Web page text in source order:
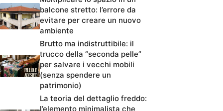
balcone stretto: l’errore da
evitare per creare un nuovo
ambiente
Brutto ma indistruttibile: il
trucco della “seconda pelle”
per salvare i vecchi mobili
(senza spendere un
patrimonio)
La teoria del dettaglio freddo:
l’elemento minimalista che